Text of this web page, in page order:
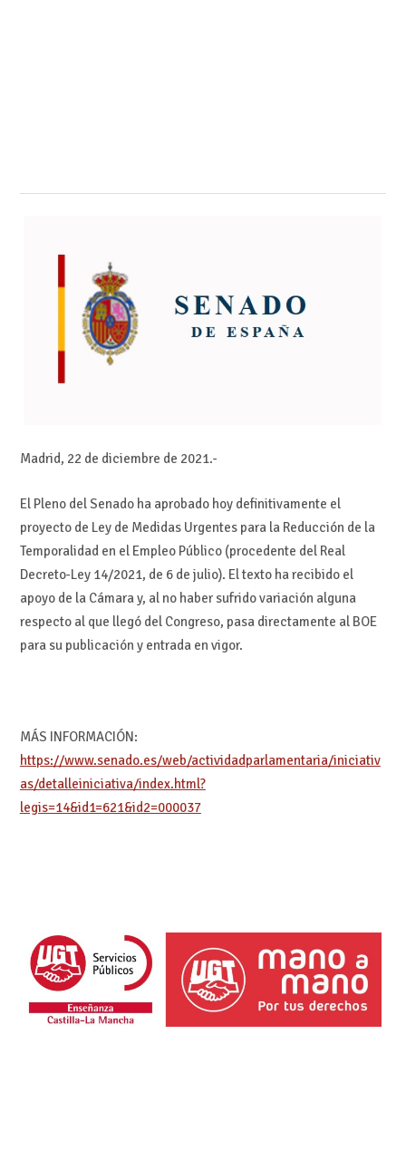
Madrid, 22 de diciembre de 2021.-
El Pleno del Senado ha aprobado hoy definitivamente el
proyecto de Ley de Medidas Urgentes para la Reducción de la
Temporalidad en el Empleo Público (procedente del Real
Decreto-Ley 14/2021, de 6 de julio). El texto ha recibido el
apoyo de la Cámara y, al no haber sufrido variación alguna
respecto al que llegó del Congreso, pasa directamente al BOE
para su publicación y entrada en vigor.
MÁS INFORMACIÓN:
https://www.senado.es/web/actividadparlamentaria/iniciativ
as/detalleiniciativa/index.html?
legis=14&id1=621&id2=000037